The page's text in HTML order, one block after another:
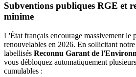
Subventions publiques RGE et
minime
L'État français encourage massivement le
renouvelables en 2026. En sollicitant notre
labellisés Reconnu Garant de
vous débloquez automatiquement
cumulables :